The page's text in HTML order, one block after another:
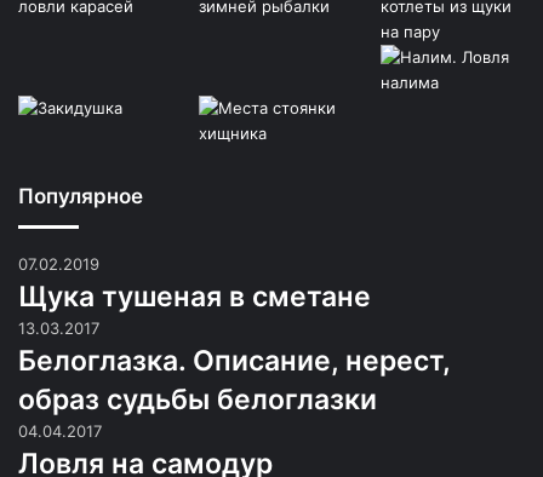
Популярное
07.02.2019
Щука тушеная в сметане
13.03.2017
Белоглазка. Описание, нерест,
образ судьбы белоглазки
04.04.2017
Ловля на самодур